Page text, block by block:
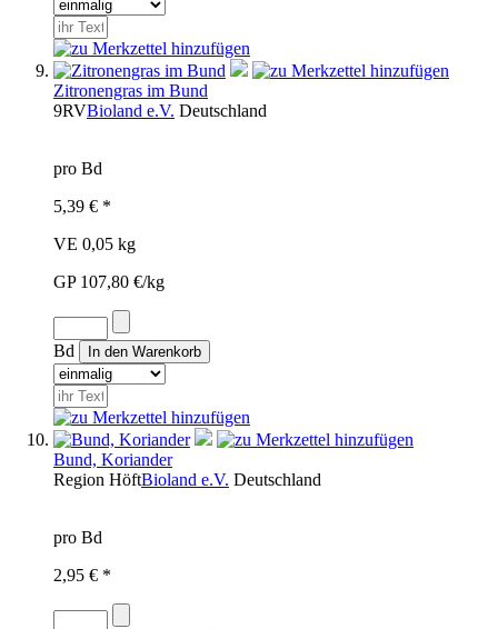
Zitronengras im Bund
9RVBioland e.V. Deutschland
pro Bd
5,39 € *
VE 0,05 kg
GP 107,80 €/kg
Bd
Bund, Koriander
Region HöftBioland e.V. Deutschland
pro Bd
2,95 € *